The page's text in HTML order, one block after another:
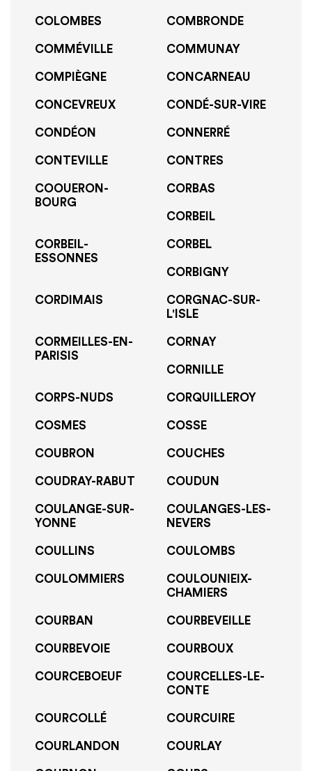
COLOMBES COMBRONDE
COMMÉVILLE COMMUNAY
COMPIÈGNE CONCARNEAU
CONCEVREUX CONDÉ-SUR-VIRE
CONDÉON CONNERRÉ
CONTEVILLE CONTRES
COOUERON-
BOURG
CORBAS
CORBEIL
CORBEIL-
ESSONNES
CORBEL
CORBIGNY
CORDIMAIS
CORGNAC-SUR-
L'ISLE
CORMEILLES-EN-
PARISIS
CORNAY
CORNILLE
CORPS-NUDS CORQUILLEROY
COSMES COSSE
COUBRON COUCHES
COUDRAY-RABUT COUDUN
COULANGE-SUR-
YONNE
COULANGES-LES-
NEVERS
COULLINS COULOMBS
COULOMMIERS
COULOUNIEIX-
CHAMIERS
COURBAN COURBEVEILLE
COURBEVOIE COURBOUX
COURCEBOEUF
COURCELLES-LE-
CONTE
COURCOLLÉ COURCUIRE
COURLANDON COURLAY